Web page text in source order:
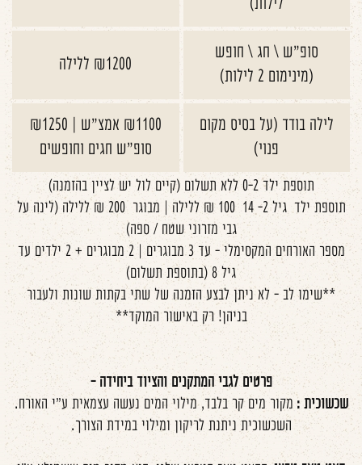
לילות)
סופ"ש \ חג \ חופש
(מינימום 2 לילות)
₪1200 ללילה
לילה בודד (על בסיס מקום
פנוי)
₪1100 אמצ"ש | ₪1250
סופ"ש חגים וחופשים
תוספת ילד 0-2 ללא תשלום (קיים לול יש לציין בהזמנה)
תוספת ילד גיל 2- 14 100 ₪ ללילה | מבוגר 200 ₪ ללילה (לינה על
גבי מזרוני שטח / ספה)
מספר האורחים המקסימלי - עד 3 מבוגרים | 2 מבוגרים + 2 ילדים עד
גיל 8 (בתוספת תשלום)
**שימו לב - לא ניתן לבצע הזמנה של שתי בקתות שונות ולעבור
בניהן! רק באישור המוקד**
פרטים לגבי המתקנים והציוד ביחידה -
שכשוכית : מקור מים קר בלבד, מילוי המים נעשה עצמאית ע"י האורח.
השכשוכית ניתנת לריקון ומילוי במידת הצורך.